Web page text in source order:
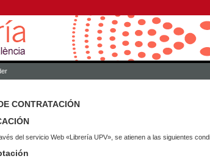
CONTRATACIÓN
del servicio Web «Librería UPV», se atienen a las siguientes